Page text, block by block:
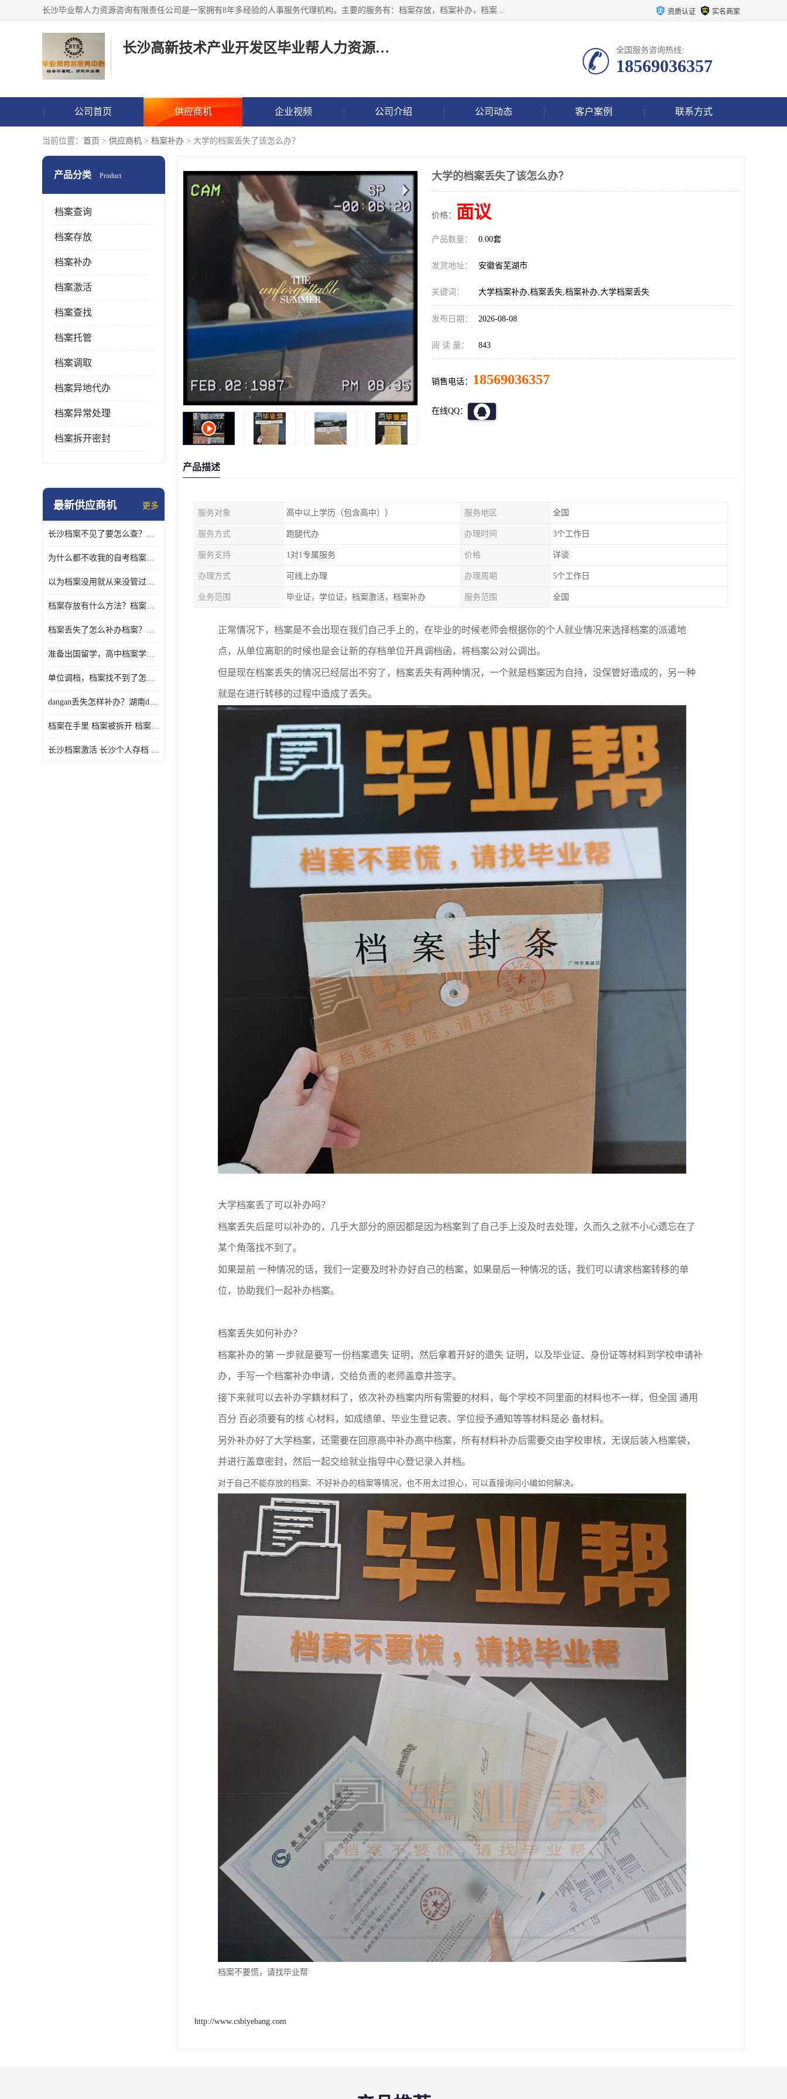
长沙毕业帮人力资源咨询有限责任公司是一家拥有8年多经验的人事服务代理机构。主要的服务有：档案存放，档案补办，档案激活，档案查询，档案查找，档案托管，档案调取，档案异地代办，档案异常处理 等；提供毕业档案处理、人事档案服务、商务代理代办、个人档案等服务，同时办事过程全程与客户沟通，确保真实、安全、可靠！ 资质认证 实名商家
长沙高新技术产业开发区毕业帮人力资源咨询有限责任公司 全国服务咨询热线:
18569036357
公司首页 供应商机 企业视频 公司介绍 公司动态 客户案例 联系方式
当前位置： 首页 > 供应商机 > 档案补办 > 大学的档案丢失了该怎么办？
产品分类 Product
档案查询
档案存放
档案补办
档案激活
档案查找
档案托管
档案调取
档案异地代办
档案异常处理
档案拆开密封
最新供应商机 更多
长沙档案不见了要怎么查？档案查询 档案补办
为什么都不收我的自考档案？自考档案怎么存档？
以为档案没用就从来没管过，现在要用档案该怎么办？
档案存放有什么方法？档案在手里为什么不能用
档案丢失了怎么补办档案？湖南档案补办 档案补办方法
准备出国留学，高中档案学校发给我了怎么办？
单位调档，档案找不到了怎么办？
dangan丢失怎样补办？湖南dangan丢失补办流程介绍！
档案在手里 档案被拆开 档案补办 档案问题一站式服务
长沙档案激活 长沙个人存档 长沙档案存档
大学的档案丢失了该怎么办？
价格： 面议
产品数量： 0.00套
发货地址： 安徽省芜湖市
关键词： 大学档案补办,档案丢失,档案补办,大学档案丢失
发布日期： 2026-08-08
阅 读 量： 843
销售电话： 18569036357
在线QQ：
产品描述
服务对象 高中以上学历（包含高中）） 服务地区 全国
服务方式 跑腿代办 办理时间 3个工作日
服务支持 1对1专属服务 价格 详谈
办理方式 可线上办理 办理周期 5个工作日
业务范围 毕业证，学位证，档案激活，档案补办 服务范围 全国
正常情况下，档案是不会出现在我们自己手上的，在毕业的时候老师会根据你的个人就业情况来选择档案的派遣地
点，从单位离职的时候也是会让新的存档单位开具调档函，将档案公对公调出。
但是现在档案丢失的情况已经层出不穷了，档案丢失有两种情况，一个就是档案因为自持，没保管好造成的，另一种
就是在进行转移的过程中造成了丢失。
大学档案丢了可以补办吗？
档案丢失后是可以补办的，几乎大部分的原因都是因为档案到了自己手上没及时去处理，久而久之就不小心遗忘在了
某个角落找不到了。
如果是前 一种情况的话，我们一定要及时补办好自己的档案，如果是后一种情况的话，我们可以请求档案转移的单
位，协助我们一起补办档案。
档案丢失如何补办？
档案补办的第 一步就是要写一份档案遗失 证明，然后拿着开好的遗失 证明，以及毕业证、身份证等材料到学校申请补
办，手写一个档案补办申请，交给负责的老师盖章并签字。
接下来就可以去补办学籍材料了，依次补办档案内所有需要的材料，每个学校不同里面的材料也不一样，但全国 通用
百分 百必须要有的核 心材料，如成绩单、毕业生登记表、学位授予通知等等材料是必 备材料。
另外补办好了大学档案，还需要在回原高中补办高中档案，所有材料补办后需要交由学校审核，无误后装入档案袋，
并进行盖章密封，然后一起交给就业指导中心登记录入并档。
对于自己不能存放的档案、不好补办的档案等情况，也不用太过担心，可以直接询问小编如何解决。
档案不要慌，请找毕业帮
http://www.csbiyebang.com